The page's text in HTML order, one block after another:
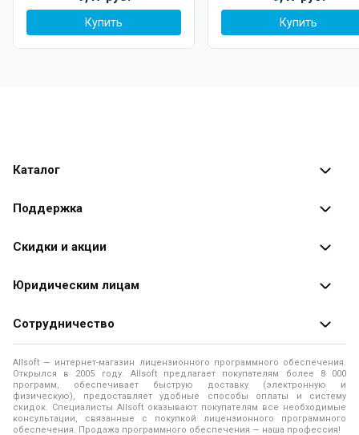
Купить Купить
Каталог
Каталог программ
Поддержка
Оплата заказов
Доставка заказа
Помощь
Правила продажи
Политика использования файлов Cookie
Скидки и акции
Специальные
Юридическим лицам
Продажа программ юридическим лицам
О лицензировании программного обеспечения
Программы для компьютера
Контакты
Сотрудничество
О магазине
Адреса и телефоны
Новости
Allsoft — интернет-магазин лицензионного программного обеспечения.
Открылся в 2005 году. Allsoft предлагает покупателям более 8 000
программ, обеспечивает быструю доставку (электронную и
физическую), предоставляет удобные способы оплаты и систему
скидок. Специалисты Allsoft оказывают покупателям все необходимые
консультации, связанные с покупкой лицензионного программного
обеспечения. Продажа программного обеспечения — наша профессия!